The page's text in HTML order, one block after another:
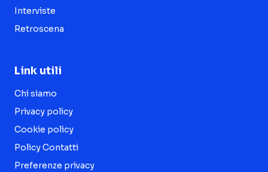
Interviste
Retroscena
Link utili
Chi siamo
Privacy policy
Cookie policy
Policy Contatti
Preferenze privacy